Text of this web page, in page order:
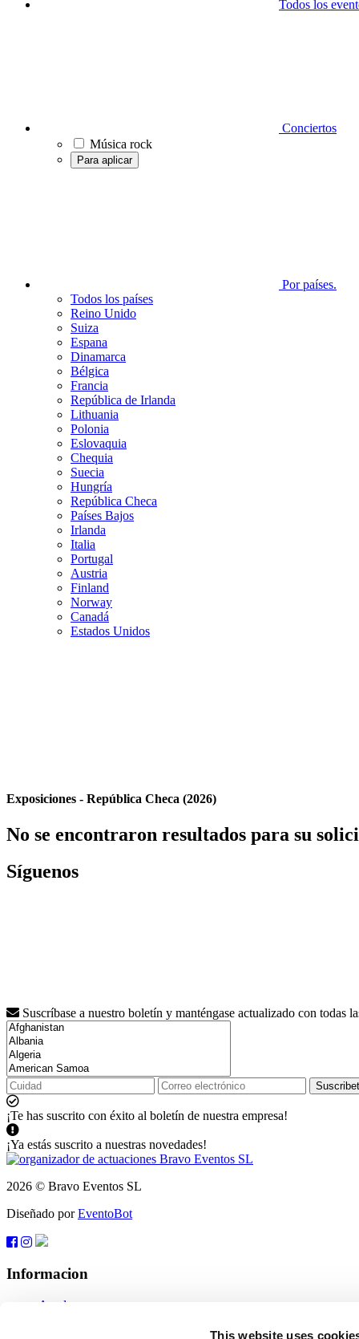
This website uses
Todos los
Conciertos
Música rock
Para aplicar
Por países.
Todos los países
Reino Unido
Suiza
Espana
Dinamarca
Bélgica
Francia
República de Irlanda
Lithuania
Polonia
Eslovaquia
Chequia
Suecia
Hungría
República Checa
Países Bajos
Irlanda
Italia
Portugal
Austria
Finland
Norway
Canadá
Estados Unidos
Exposiciones - República Checa (2026)
No se encontraron resultados para su
Síguenos
Suscríbase a nuestro boletín y manténgase actualizado con todas
¡Te has suscrito con éxito al boletín de nuestra empresa!
¡Ya estás suscrito a nuestras novedades!
2026 © Bravo Eventos SL
Diseñado porEventoBot
Informacion
Ayuda